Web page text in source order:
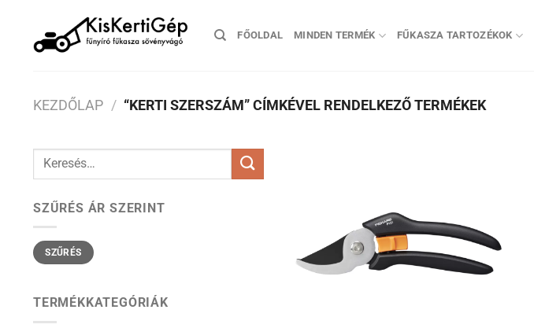
content
FŐOLDAL MINDEN TERMÉK FŰKASZA TARTOZÉKOK
KEZDŐLAP / “KERTI SZERSZÁM” CÍMKÉVEL RENDELKEZŐ TERMÉKEK
Keresés
SZŰRÉS ÁR SZERINT
Min
ár
Max
ár
SZŰRÉS
TERMÉKKATEGÓRIÁK